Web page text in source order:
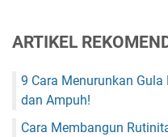
ARTIKEL
9 Cara Menurunkan
dan Ampuh!
Cara Membangun